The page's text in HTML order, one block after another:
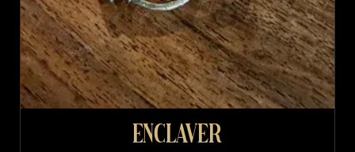
Enclaver